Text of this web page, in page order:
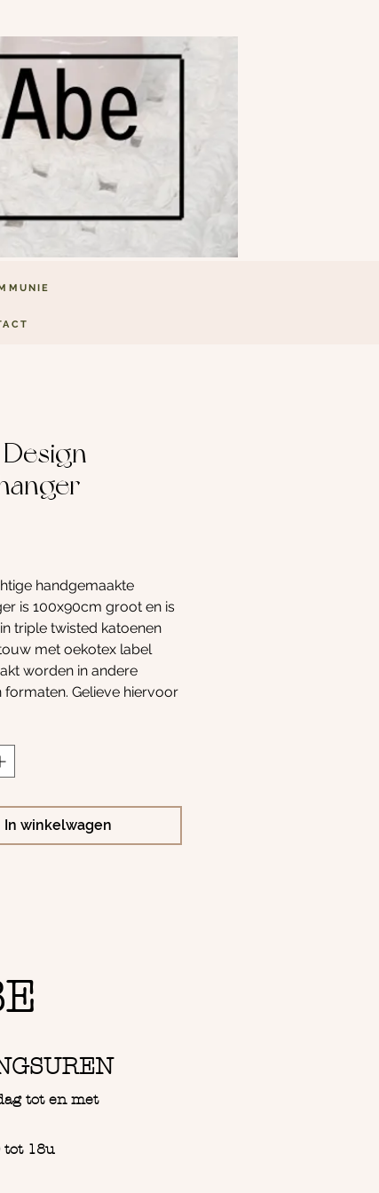
handgemaakte
is 100x90cm groot en is
triple twisted katoenen
met oekotex label
worden in andere
formaten. Gelieve hiervoor
In winkelwagen
tot en met
tot 18u